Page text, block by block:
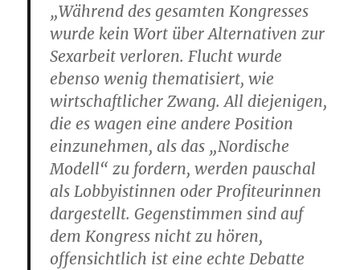
„Während des gesamten Kongresses
wurde kein Wort über Alternativen zur
Sexarbeit verloren. Flucht wurde
ebenso wenig thematisiert, wie
wirtschaftlicher Zwang. All diejenigen,
die es wagen eine andere Position
einzunehmen, als das „Nordische
Modell“ zu fordern, werden pauschal
als Lobbyistinnen oder Profiteurinnen
dargestellt. Gegenstimmen sind auf
dem Kongress nicht zu hören,
offensichtlich ist eine echte Debatte